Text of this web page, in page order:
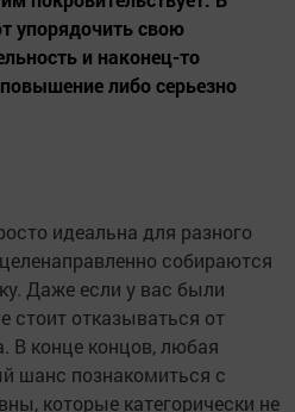
упорядочить свою
и наконец-то
либо серьезно
идеальна для разного
собираются
Даже если у вас были
стоит отказываться от
В конце концов, любая
шанс познакомиться с
которые категорически не